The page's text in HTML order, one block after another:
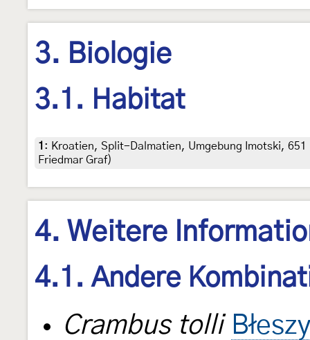
3. Biologie
3.1. Habitat
1 : Kroatien, Split-Dalmatien, Umgebung Imotski,
Friedmar Graf)
4. Weitere
4.1. Andere
Crambus tolli